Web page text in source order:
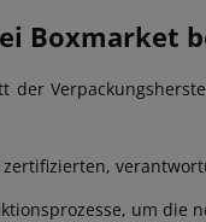
Boxmarket
der
um die